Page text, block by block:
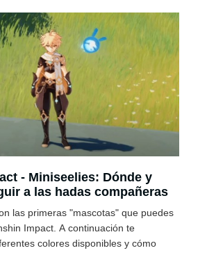
- Miniseelies: Dónde y
a las hadas compañeras
las primeras "mascotas" que puedes
Impact. A continuación te
colores disponibles y cómo